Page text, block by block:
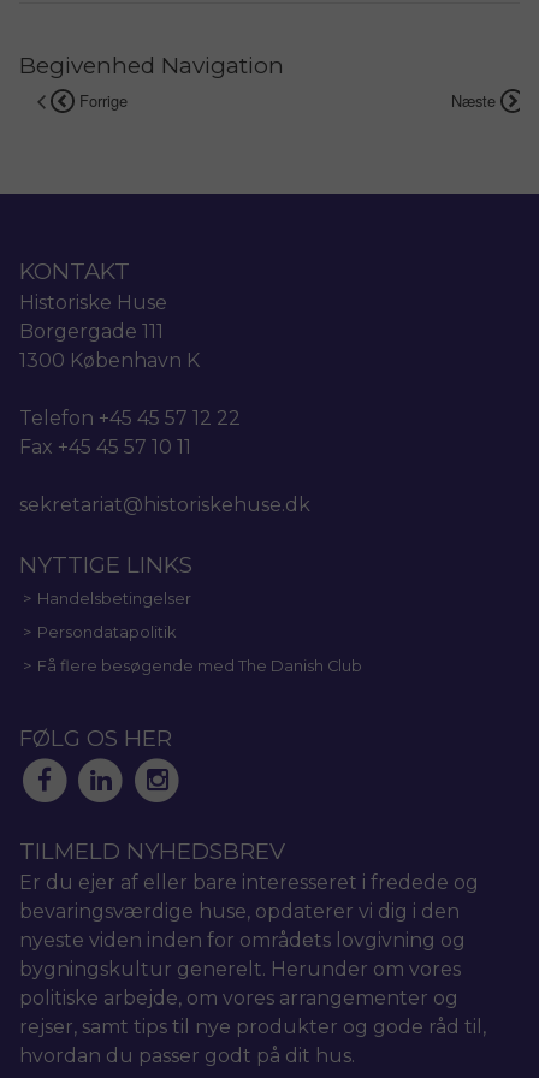
Begivenhed Navigation
Forrige Næste
KONTAKT
Historiske Huse
Borgergade 111
1300 København K
Telefon +45 45 57 12 22
Fax +45 45 57 10 11
sekretariat@historiskehuse.dk
NYTTIGE LINKS
Handelsbetingelser
Persondatapolitik
Få flere besøgende med The Danish Club
FØLG OS HER
TILMELD NYHEDSBREV
Er du ejer af eller bare interesseret i fredede og
bevaringsværdige huse, opdaterer vi dig i den
nyeste viden inden for områdets lovgivning og
bygningskultur generelt. Herunder om vores
politiske arbejde, om vores arrangementer og
rejser, samt tips til nye produkter og gode råd til,
hvordan du passer godt på dit hus.